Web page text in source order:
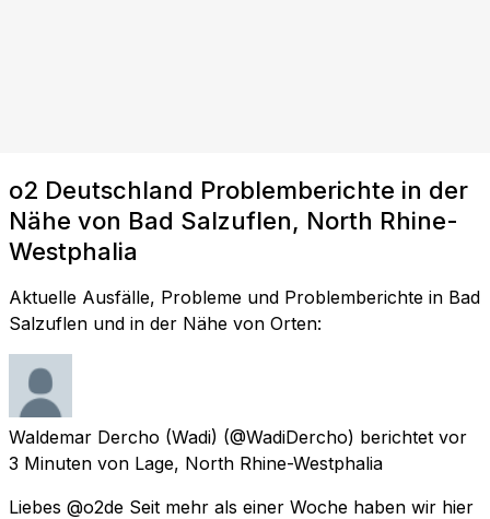
o2 Deutschland Problemberichte in der
Nähe von Bad Salzuflen, North Rhine-
Westphalia
Aktuelle Ausfälle, Probleme und Problemberichte in Bad
Salzuflen und in der Nähe von Orten:
Waldemar Dercho (Wadi) (@WadiDercho) berichtet vor
3 Minuten von Lage, North Rhine-Westphalia
Liebes @o2de Seit mehr als einer Woche haben wir hier